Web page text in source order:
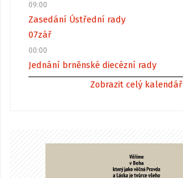
09:00
Zasedání Ústřední rady
07zář
00:00
Jednání brněnské diecézní rady
Zobrazit celý kalendář